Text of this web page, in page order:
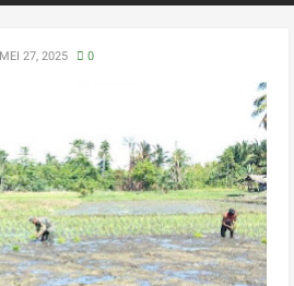
MEI 27, 2025 0